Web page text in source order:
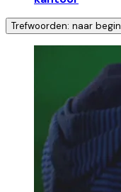
Trefwoorden: naar begin